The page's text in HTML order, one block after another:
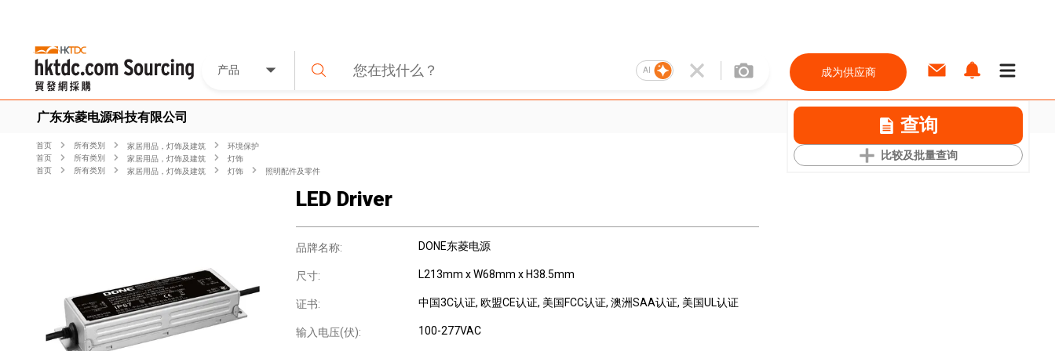
产品 AI 成为供应商
广东东菱电源科技有限公司 查询
比较及批量查询
首页 所有类別 家居用品，灯饰及建筑
环境保护
首页
所有类別 家居用品，灯饰及建筑
灯饰
首页
所有类別 家居用品，灯饰及建筑 灯饰 照明配件及零件
LED Driver
品牌名称: DONE东菱电源
尺寸: L213mm x W68mm x H38.5mm
证书: 中国3C认证, 欧盟CE认证, 美国FCC认证, 澳洲SAA认证, 美国UL认证
输入电压(伏): 100-277VAC